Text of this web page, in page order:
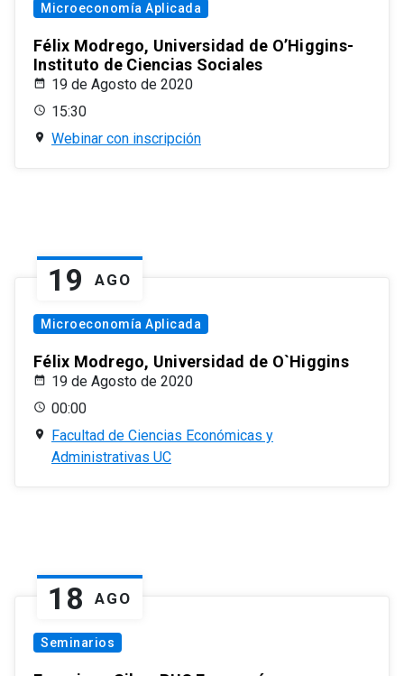
Microeconomía Aplicada
Félix Modrego, Universidad de O’Higgins-
Instituto de Ciencias Sociales
19 de Agosto de 2020
15:30
Webinar con inscripción
19 AGO
Microeconomía Aplicada
Félix Modrego, Universidad de O`Higgins
19 de Agosto de 2020
00:00
Facultad de Ciencias Económicas y
Administrativas UC
18 AGO
Seminarios